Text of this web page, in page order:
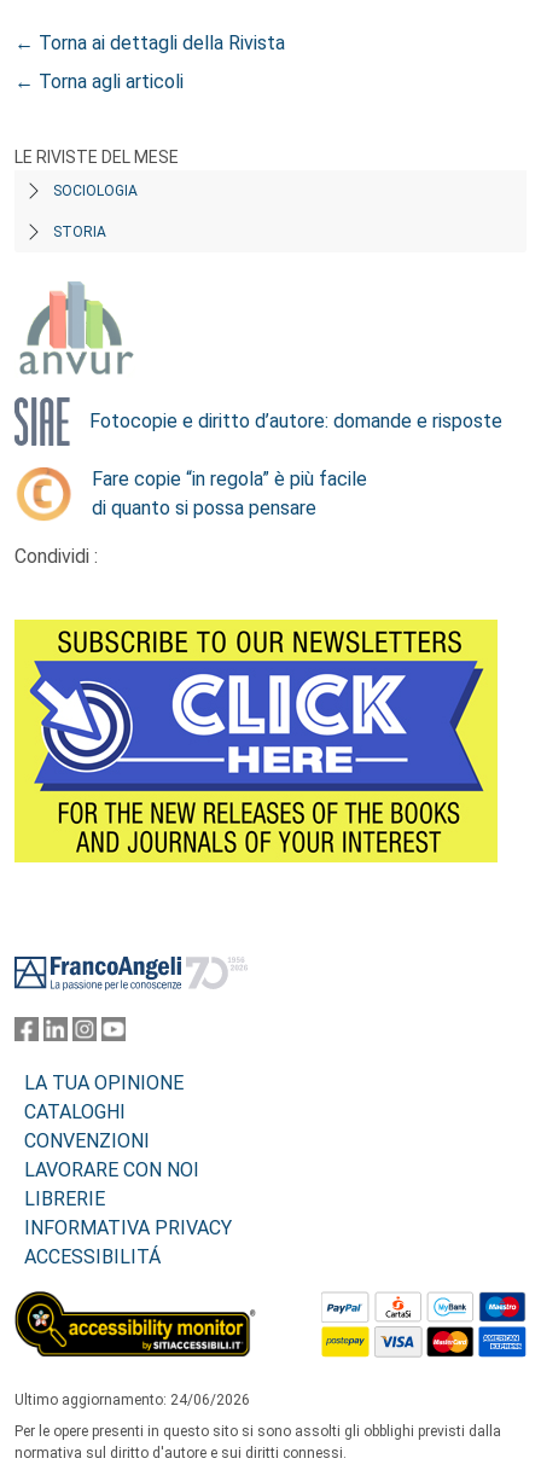
← Torna ai dettagli della Rivista
← Torna agli articoli
LE RIVISTE DEL MESE
SOCIOLOGIA
STORIA
Fotocopie e diritto d’autore: domande e risposte
Fare copie “in regola” è più facile
di quanto si possa pensare
Condividi :
LA TUA OPINIONE
CATALOGHI
CONVENZIONI
LAVORARE CON NOI
LIBRERIE
INFORMATIVA PRIVACY
ACCESSIBILITÁ
Ultimo aggiornamento: 24/06/2026
Per le opere presenti in questo sito si sono assolti gli obblighi previsti dalla
normativa sul diritto d'autore e sui diritti connessi.